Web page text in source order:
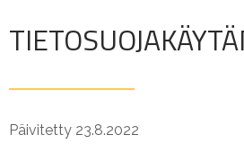
Päivitetty 23.8.2022